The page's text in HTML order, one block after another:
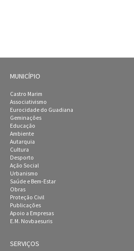
MUNICÍPIO
Castro Marim
Associativismo
Eurocidade do Guadiana
Geminações
Educação
Ambiente
Autarquia
Cultura
Desporto
Ação Social
Urbanismo
Saúde e Bem-Estar
Obras
Proteção Civil
Publicações
Apoio a Empresas
E.M. Novbaesuris
SERVIÇOS